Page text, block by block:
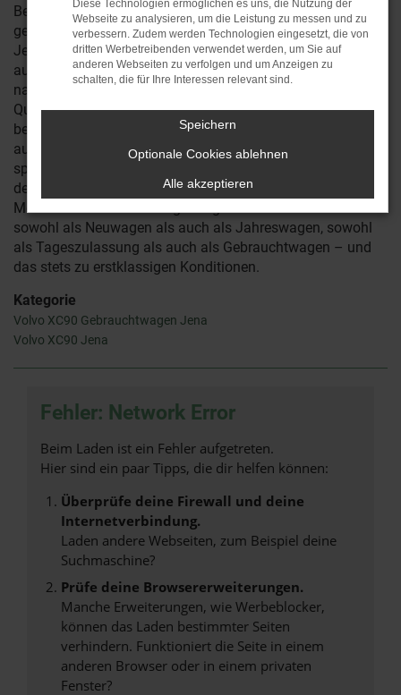
Bestimmt haben Sie schon viel über den Volvo XC90
gelesen oder eines der Fahrzeuge auf den Straßen von
Jena gesehen. Wir von Reichstein & Opitz sind
ausgewiesene Fachleute für Volvo und verkaufen
naturgemäß eine Reihe von XC90 auch in Jena. In puncto
Qualität hat das Fahrzeug schnell die Kritiker und Fans
begeistert. Kaum ein anderer Hersteller legt solchen Wert
auf eine saubere Verarbeitung und wartet zudem mit so
spannenden Ausstattungsmerkmalen auf. Kurz gesagt ist
der Volvo XC90 ein echter Star und wie geschaffen für Ihre
Mobilität in Jena und Umgebung. Wir bieten dieses Modell
sowohl als Neuwagen als auch als Jahreswagen, sowohl
als Tageszulassung als auch als Gebrauchtwagen – und
das stets zu erstklassigen Konditionen.
Kategorie
Volvo XC90 Gebrauchtwagen Jena
Volvo XC90 Jena
Fehler: Network Error
Beim Laden ist ein Fehler aufgetreten.
Hier sind ein paar Tipps, die dir helfen können:
Überprüfe deine Firewall und deine
Internetverbindung.
Laden andere Webseiten, zum Beispiel deine
Suchmaschine?
Prüfe deine Browsererweiterungen.
Manche Erweiterungen, wie Werbeblocker,
können das Laden bestimmter Seiten
verhindern. Funktioniert die Seite in einem
anderen Browser oder in einem privaten
Fenster?
Diese Technologien ermöglichen es uns, die Nutzung der
Webseite zu analysieren, um die Leistung zu messen und zu
verbessern. Zudem werden Technologien eingesetzt, die von
dritten Werbetreibenden verwendet werden, um Sie auf
anderen Webseiten zu verfolgen und um Anzeigen zu
schalten, die für Ihre Interessen relevant sind.
Speichern
Optionale Cookies ablehnen
Alle akzeptieren